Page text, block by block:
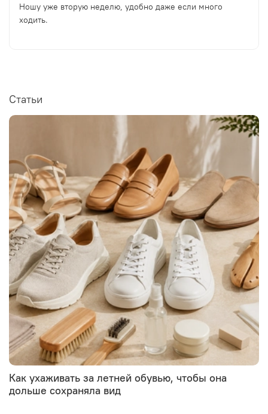
Ношу уже вторую неделю, удобно даже если много
ходить.
Статьи
Как ухаживать за летней обувью, чтобы она
дольше сохраняла вид